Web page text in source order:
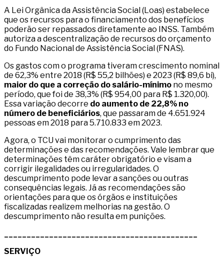
A Lei Orgânica da Assistência Social (Loas) estabelece
que os recursos para o financiamento dos benefícios
poderão ser repassados diretamente ao INSS. Também
autoriza a descentralização de recursos do orçamento
do Fundo Nacional de Assistência Social (FNAS).
Os gastos com o programa tiveram crescimento nominal
de 62,3% entre 2018 (R$ 55,2 bilhões) e 2023 (R$ 89,6 bi),
maior do que a correção do salário-mínimo no mesmo
período, que foi de 38,3% (R$ 954,00 para R$ 1.320,00).
Essa variação decorre do aumento de 22,8% no
número de beneficiários, que passaram de 4.651.924
pessoas em 2018 para 5.710.833 em 2023.
Agora, o TCU vai monitorar o cumprimento das
determinações e das recomendações. Vale lembrar que
determinações têm caráter obrigatório e visam a
corrigir ilegalidades ou irregularidades. O
descumprimento pode levar a sanções ou outras
consequências legais. Já as recomendações são
orientações para que os órgãos e instituições
fiscalizadas realizem melhorias na gestão. O
descumprimento não resulta em punições.
SERVIÇO